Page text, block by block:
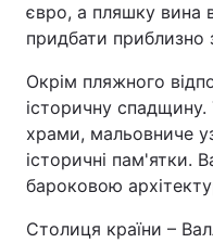
євро, а пляшку вина
придбати приблизно
Окрім пляжного
історичну спадщину.
храми, мальовниче
історичні пам'ятки.
бароковою
Столиця країни –